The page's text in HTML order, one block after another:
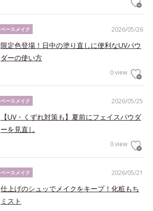
2026/05/26
ベースメイク
限定色登場！日中の塗り直しに便利なUVパウ
ダーの使い方
0 view
2026/05/25
ベースメイク
【UV・くずれ対策も】夏前にフェイスパウダ
ーを見直し
0 view
2026/05/21
ベースメイク
仕上げのシュッでメイクをキープ！化粧もち
ミスト